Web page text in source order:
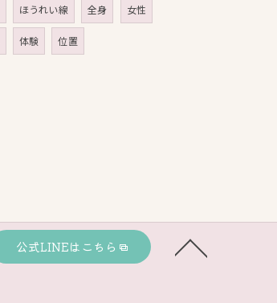
ほうれい線 全身 女性
体験 位置
公式LINEはこちら